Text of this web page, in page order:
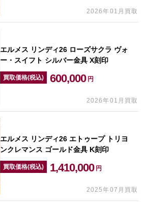
2026年01月買取
エルメス リンディ26 ローズサクラ ヴォ
ー・スイフト シルバー金具 X刻印
買取価格(税込) 600,000 円
2026年01月買取
エルメス リンディ26 エトゥープ トリヨ
ンクレマンス ゴールド金具 K刻印
買取価格(税込) 1,410,000 円
2025年07月買取